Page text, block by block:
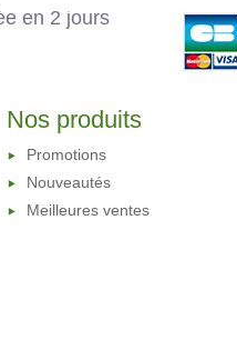
en 2 jours
Nos produits
Promotions
Nouveautés
Meilleures ventes